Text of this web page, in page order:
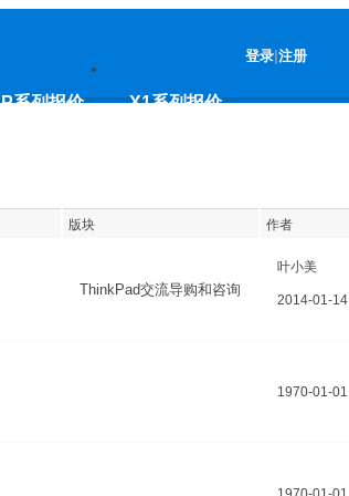
P系列报价 X1系列报价
登录 注册
版块 作者
ThinkPad交流导购和咨询
叶小美
2014-01-14
1970-01-01